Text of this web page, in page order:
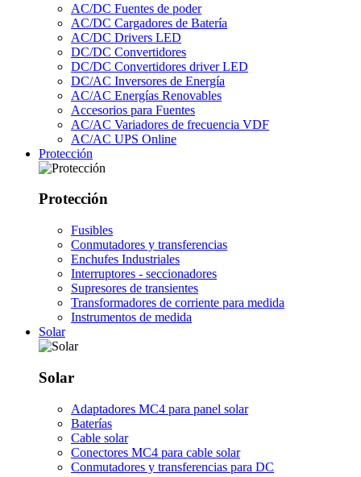
AC/DC Fuentes de poder
AC/DC Cargadores de Batería
AC/DC Drivers LED
DC/DC Convertidores
DC/DC Convertidores driver LED
DC/AC Inversores de Energía
AC/AC Energías Renovables
Accesorios para Fuentes
AC/AC Variadores de frecuencia VDF
AC/AC UPS Online
Protección
Protección
Fusibles
Conmutadores y transferencias
Enchufes Industriales
Interruptores - seccionadores
Supresores de transientes
Transformadores de corriente para medida
Instrumentos de medida
Solar
Solar
Adaptadores MC4 para panel solar
Baterías
Cable solar
Conectores MC4 para cable solar
Conmutadores y transferencias para DC